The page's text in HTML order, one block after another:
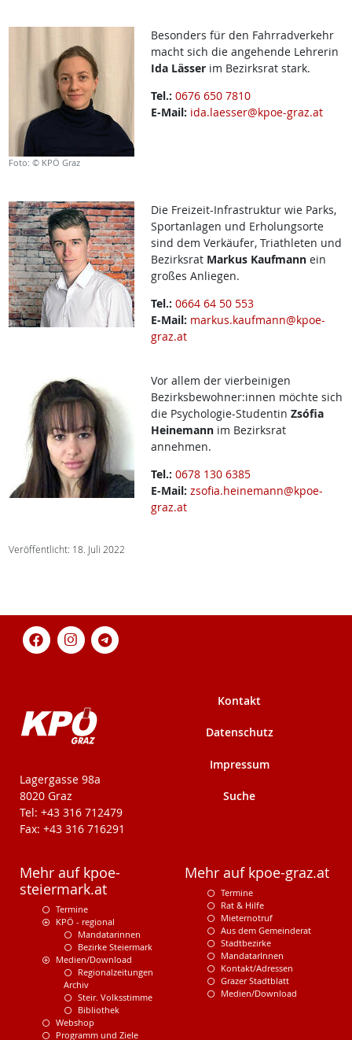
Foto: © KPÖ Graz
Besonders für den Fahrradverkehr
macht sich die angehende Lehrerin
Ida Lässerim Bezirksrat stark.
Tel.: 0676 650 7810
E-Mail: ida.laesser@kpoe-graz.at
Die Freizeit-Infrastruktur wie Parks,
Sportanlagen und Erholungsorte
sind dem Verkäufer, Triathleten und
Bezirksrat Markus Kaufmannein
großes Anliegen.
Tel.: 0664 64 50 553
E-Mail: markus.kaufmann@kpoe-
graz.at
Vor allem der vierbeinigen
Bezirksbewohner:innen möchte sich
die Psychologie-Studentin Zsófia
Heinemannim Bezirksrat
annehmen.
Tel.: 0678 130 6385
E-Mail: zsofia.heinemann@kpoe-
graz.at
Veröffentlicht: 18. Juli 2022
KPÖ-Steiermark
Lagergasse 98a
8020 Graz
Tel: +43 316 712479
Fax: +43 316 716291
Kontakt
Datenschutz
Impressum
Suche
Mehr auf kpoe-
steiermark.at
Termine
KPÖ - regional
Mandatarinnen
Bezirke Steiermark
Medien/Download
Regionalzeitungen
Archiv
Steir. Volksstimme
Bibliothek
Webshop
Programm und Ziele
Mehr auf kpoe-graz.at
Termine
Rat & Hilfe
Mieternotruf
Aus dem Gemeinderat
Stadtbezirke
MandatarInnen
Kontakt/Adressen
Grazer Stadtblatt
Medien/Download